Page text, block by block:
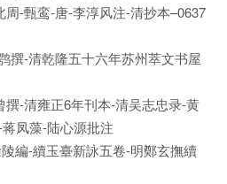
-甄鸾-唐-李淳风注-清抄本–0637
撰-清乾隆五十六年苏州萃文书屋
-清雍正6年刊本-清吴志忠录-黄
凤藻-陆心源批注
編-續玉臺新詠五卷-明鄭玄撫續